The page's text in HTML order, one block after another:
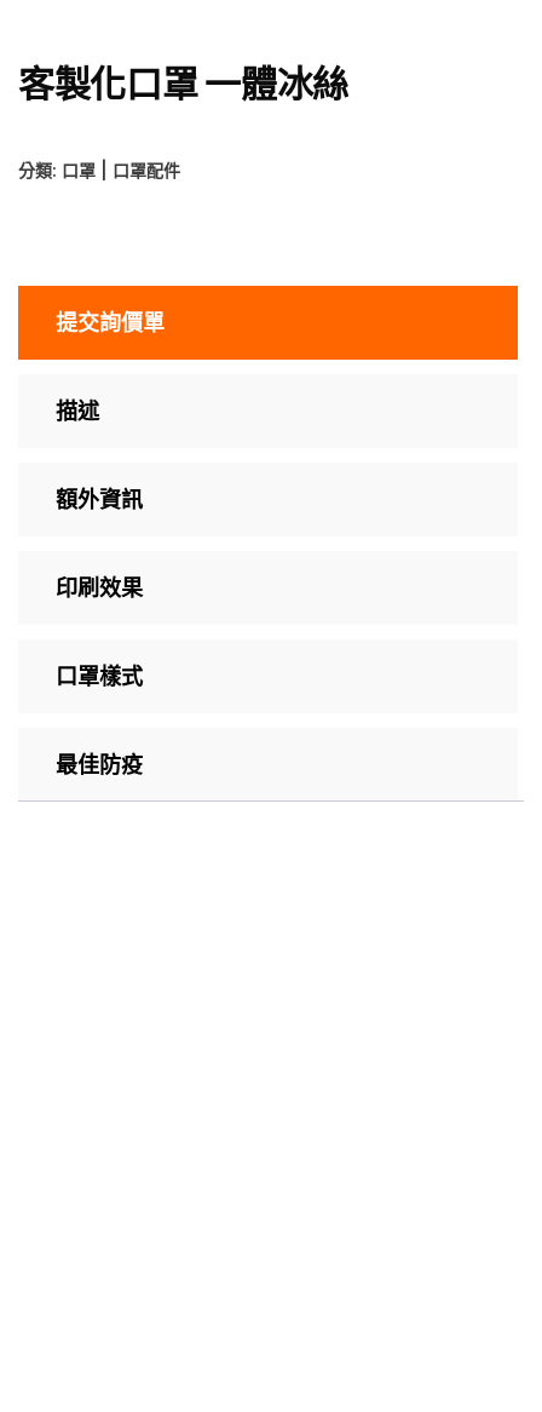
客製化口罩 一體冰絲
分類: 口罩 | 口罩配件
提交詢價單
描述
額外資訊
印刷效果
口罩樣式
最佳防疫